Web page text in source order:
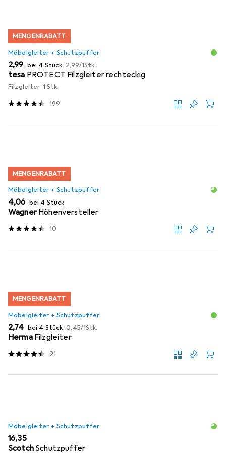
MENGENRABATT
Möbelgleiter + Schutzpuffer
EUR
2,99 bei 4 Stück EUR
2,99/1Stk.
tesa PROTECT Filzgleiter rechteckig
Filzgleiter, 1 Stk.
199
MENGENRABATT
Möbelgleiter + Schutzpuffer
EUR
4,06 bei 4 Stück
Wagner Höhenversteller
10
MENGENRABATT
Möbelgleiter + Schutzpuffer
EUR
2,74 bei 4 Stück EUR
0,45/1Stk.
Herma Filzgleiter
21
Möbelgleiter + Schutzpuffer
EUR
16,35
Scotch Schutzpuffer